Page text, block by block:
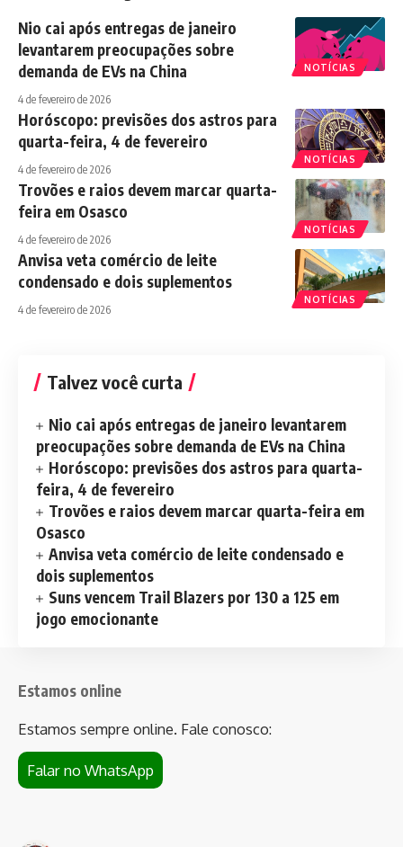
NOTÍCIAS
Nio cai após entregas de janeiro
levantarem preocupações sobre
demanda de EVs na China
4 de fevereiro de 2026
NOTÍCIAS
Horóscopo: previsões dos astros para
quarta-feira, 4 de fevereiro
4 de fevereiro de 2026
NOTÍCIAS
Trovões e raios devem marcar quarta-
feira em Osasco
4 de fevereiro de 2026
NOTÍCIAS
Anvisa veta comércio de leite
condensado e dois suplementos
4 de fevereiro de 2026
Talvez você curta
Nio cai após entregas de janeiro levantarem
preocupações sobre demanda de EVs na China
Horóscopo: previsões dos astros para quarta-
feira, 4 de fevereiro
Trovões e raios devem marcar quarta-feira em
Osasco
Anvisa veta comércio de leite condensado e
dois suplementos
Suns vencem Trail Blazers por 130 a 125 em
jogo emocionante
Estamos online
Estamos sempre online. Fale conosco:
Falar no WhatsApp